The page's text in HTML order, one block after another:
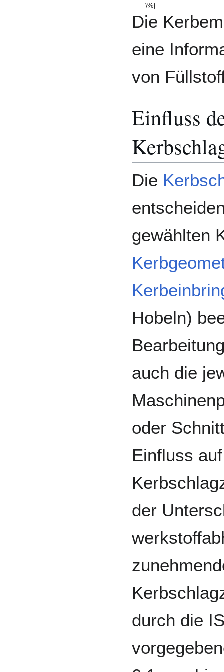
{a_{cU}}}\cdot
100\ \%}
Die
eine
von
Einfluss
Die
gewählten
Hobeln)
auch die
oder
Einfluss
der
durch die